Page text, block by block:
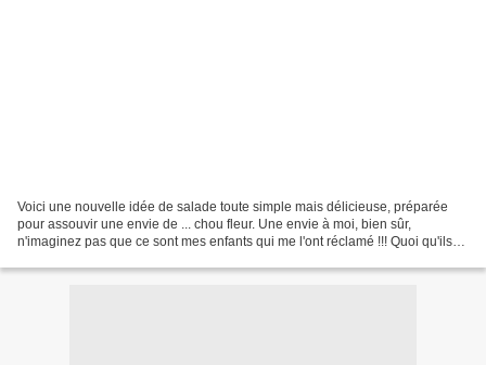
Voici une nouvelle idée de salade toute simple mais délicieuse, préparée
pour assouvir une envie de ... chou fleur. Une envie à moi, bien sûr,
n'imaginez pas que ce sont mes enfants qui me l'ont réclamé !!! Quoi qu'ils